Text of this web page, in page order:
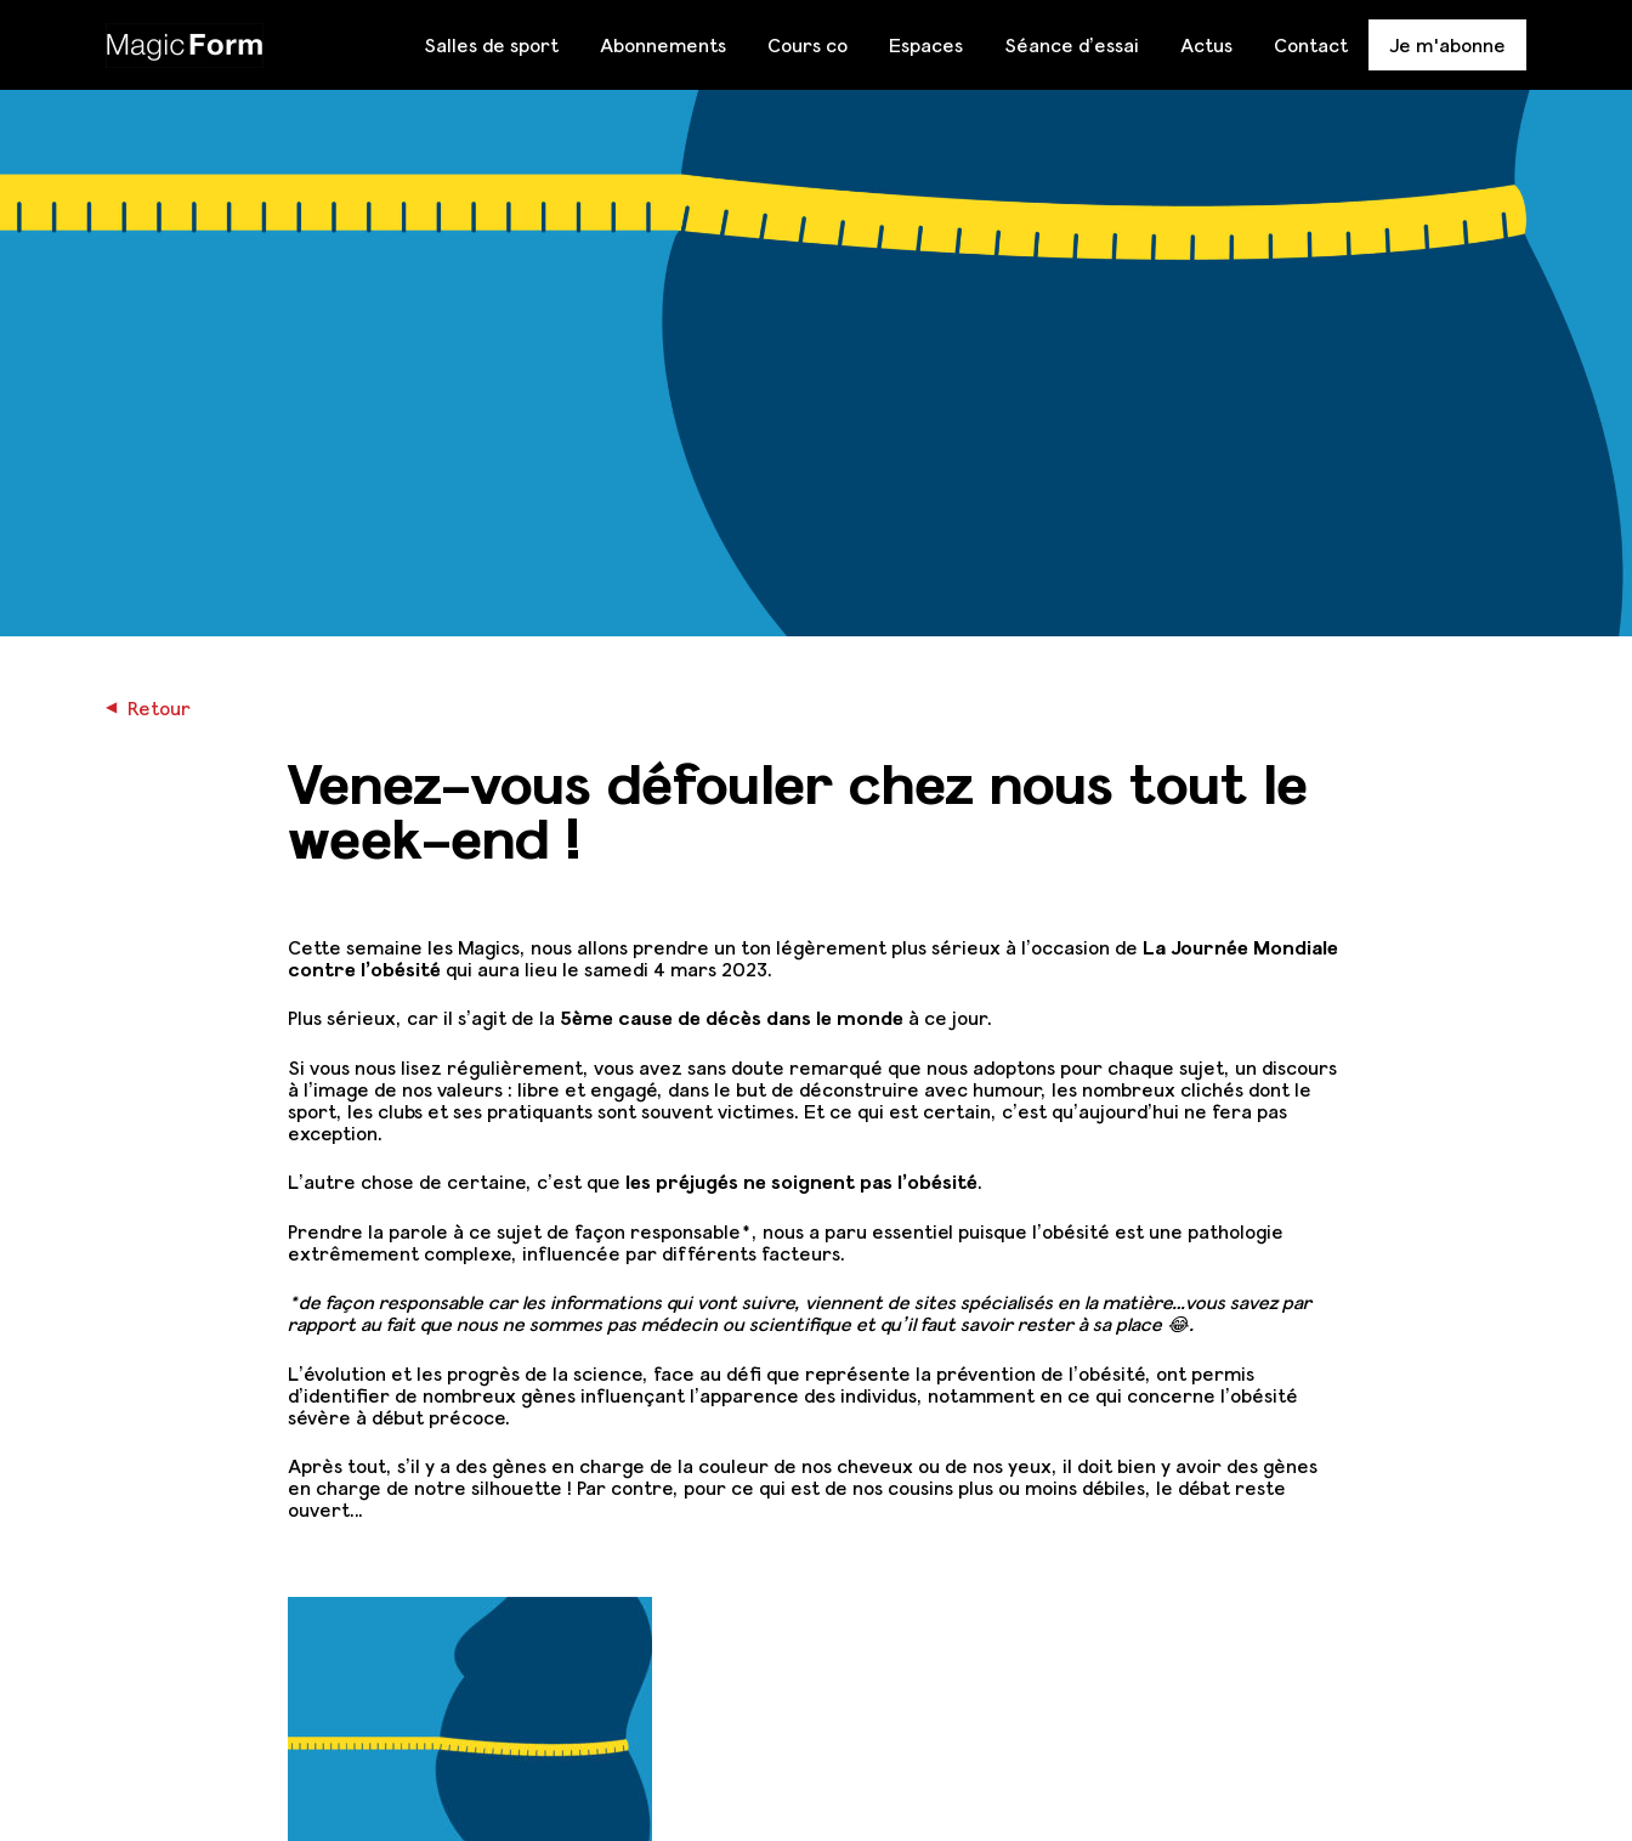
Salles de sport Abonnements Cours co Espaces Séance d’essai Actus Contact Je m'abonne
◀︎ Retour
Venez-vous défouler chez nous tout le
week-end !
Cette semaine les Magics, nous allons prendre un ton légèrement plus sérieux à l’occasion de La Journée Mondiale
contre l’obésité qui aura lieu le samedi 4 mars 2023.
Plus sérieux, car il s’agit de la 5ème cause de décès dans le monde à ce jour.
Si vous nous lisez régulièrement, vous avez sans doute remarqué que nous adoptons pour chaque sujet, un discours
à l’image de nos valeurs : libre et engagé, dans le but de déconstruire avec humour, les nombreux clichés dont le
sport, les clubs et ses pratiquants sont souvent victimes. Et ce qui est certain, c’est qu’aujourd’hui ne fera pas
exception.
L’autre chose de certaine, c’est que les préjugés ne soignent pas l’obésité.
Prendre la parole à ce sujet de façon responsable*, nous a paru essentiel puisque l’obésité est une pathologie
extrêmement complexe, influencée par différents facteurs.
*de façon responsable car les informations qui vont suivre, viennent de sites spécialisés en la matière…vous savez par
rapport au fait que nous ne sommes pas médecin ou scientifique et qu’il faut savoir rester à sa place 😂.
L’évolution et les progrès de la science, face au défi que représente la prévention de l’obésité, ont permis
d’identifier de nombreux gènes influençant l’apparence des individus, notamment en ce qui concerne l’obésité
sévère à début précoce.
Après tout, s’il y a des gènes en charge de la couleur de nos cheveux ou de nos yeux, il doit bien y avoir des gènes
en charge de notre silhouette ! Par contre, pour ce qui est de nos cousins plus ou moins débiles, le débat reste
ouvert…